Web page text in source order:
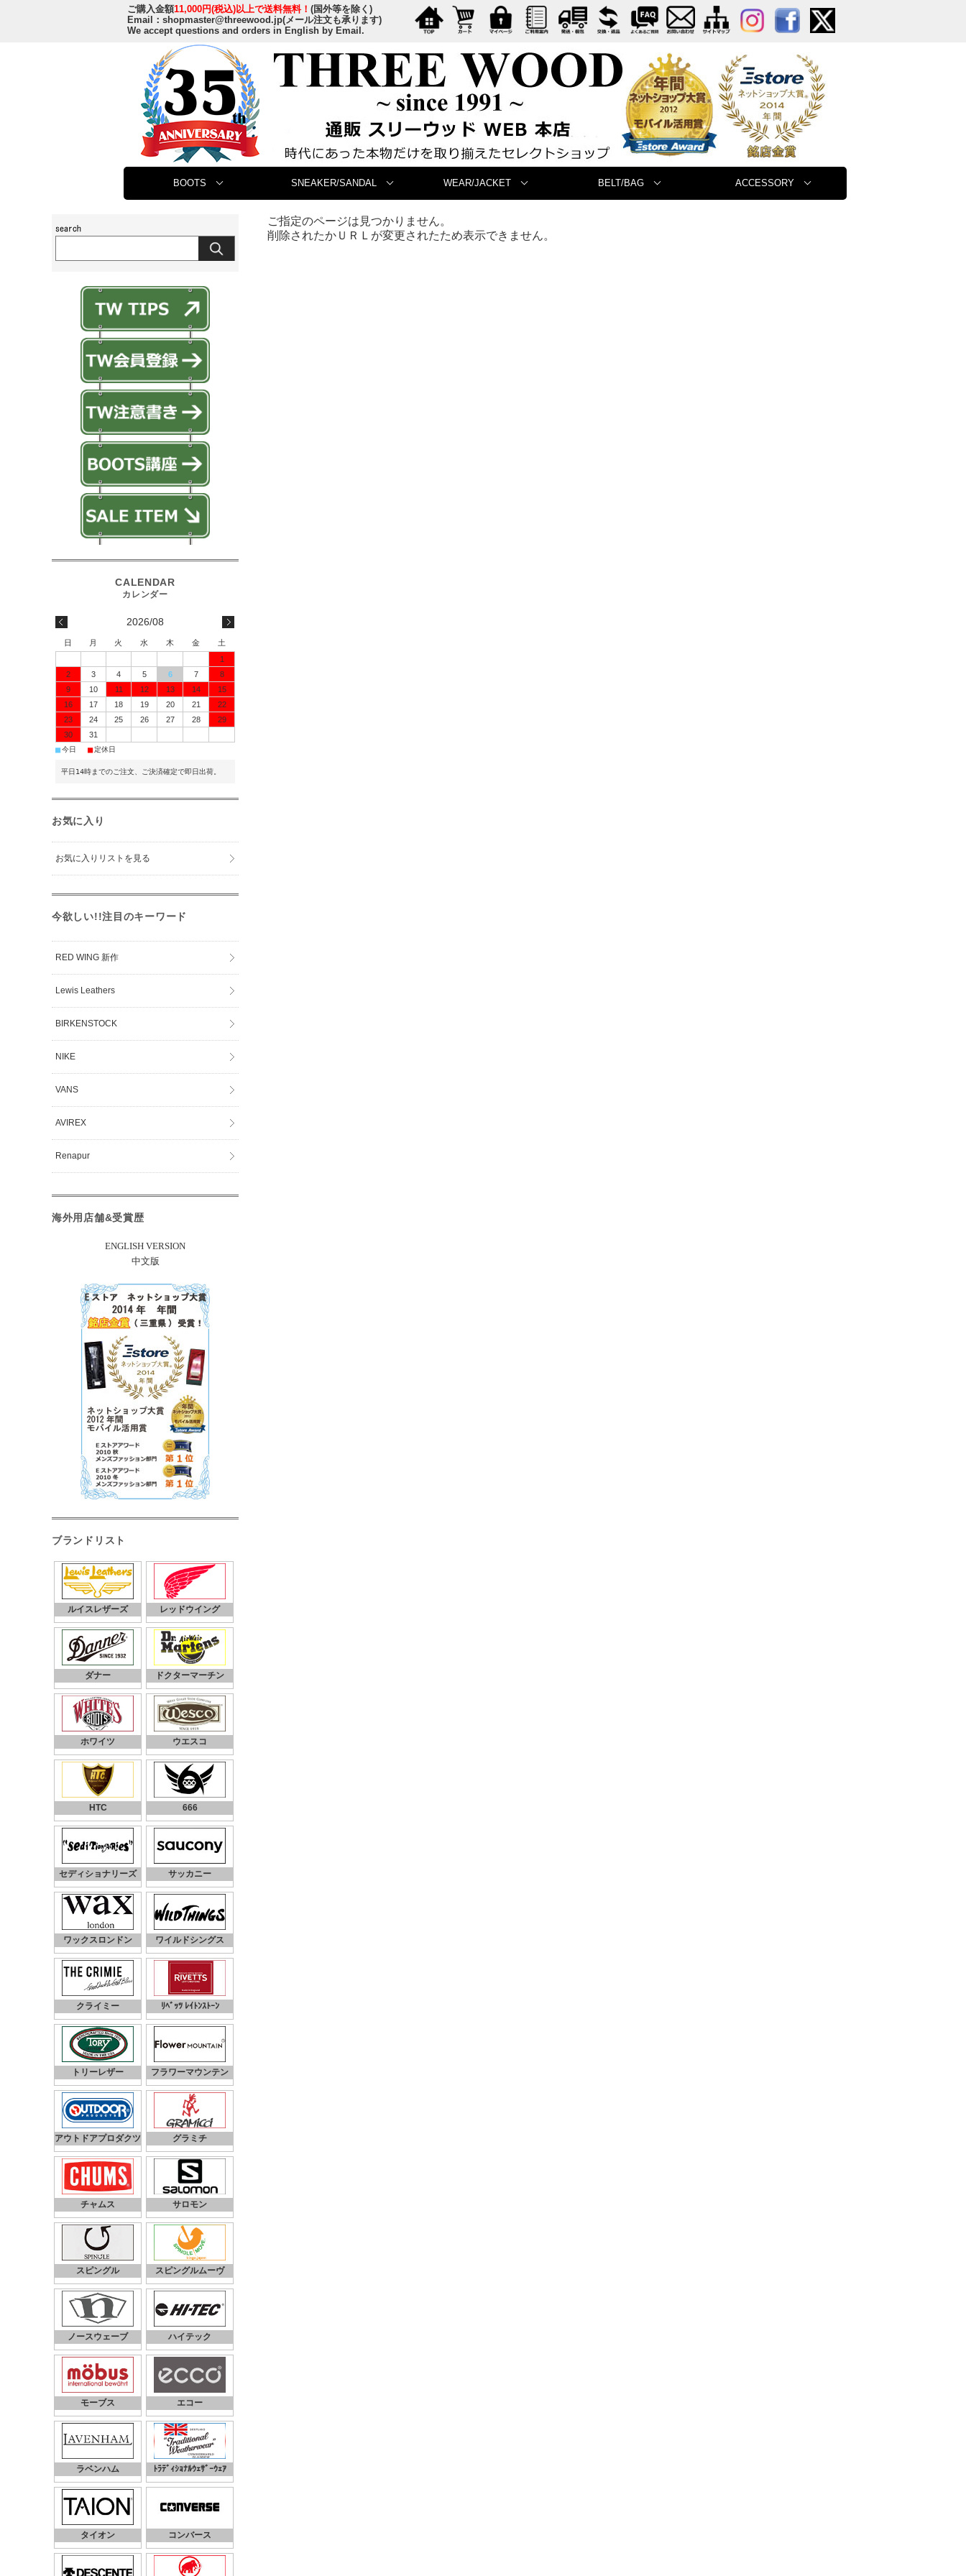
ご購入金額11,000円(税込)以上で送料無料！ (国外等を除く)
Email： shopmaster@threewood.jp(メール注文も承ります)
We accept questions and orders in English by Email.
BOOTS SNEAKER/SANDAL WEAR/JACKET BELT/BAG ACCESSORY
ご指定のページは見つかりません。
削除されたかＵＲＬが変更されたため表示できません。
2026/08
日 月 火 水 木 金
土
1
2
3 4 5 6 7
8
9
10 11 12 13 14
15
16
17 18 19 20 21
22
23
24 25 26 27 28
29
30
31
■今日 ■定休日
平日14時までのご注文、ご決済確定で即日出荷。
お気に入り
お気に入りリストを見る
今欲しい!!注目のキーワード
RED WING 新作
Lewis Leathers
BIRKENSTOCK
NIKE
VANS
AVIREX
Renapur
海外用店舗&受賞歴
ENGLISH VERSION
中文版
ブランドリスト
ルイスレザーズ レッドウイング
ダナー ドクターマーチン
ホワイツ ウエスコ
HTC 666
セディショナリーズ サッカニー
ワックスロンドン ワイルドシングス
クライミー ﾘﾍﾞｯﾂ ﾚｲﾄﾝｽﾄｰﾝ
トリーレザー フラワーマウンテン
アウトドアプロダクツ グラミチ
チャムス サロモン
スピングル スピングルムーヴ
ノースウェーブ ハイテック
モーブス エコー
ラベンハム ﾄﾗﾃﾞｨｼｮﾅﾙｳｪｻﾞｰｳｪｱ
タイオン コンバース